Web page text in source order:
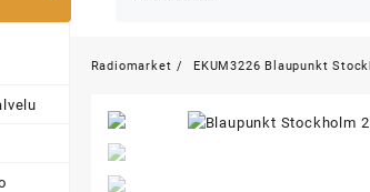
Radiomarket EKUM3226 Blaupunkt